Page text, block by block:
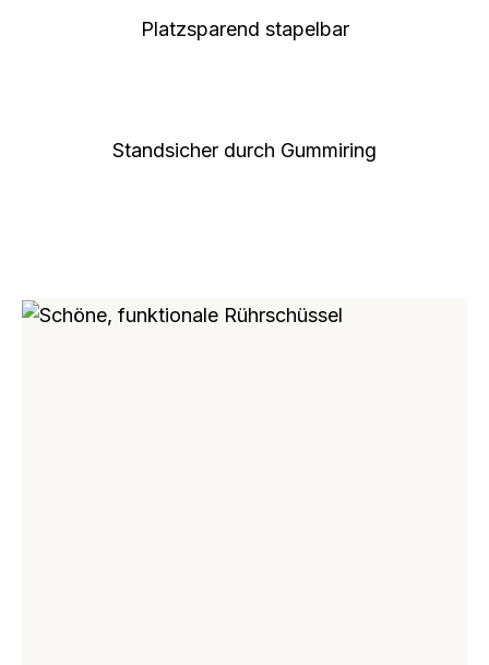
Platzsparend stapelbar
Standsicher durch Gummiring
Bildergalerie überspringen